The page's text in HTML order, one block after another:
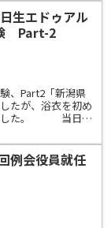
生エドゥアル
Part-2
、Part2「新潟県
たが、浴衣を初め
でした。 当日、
例会役員就任